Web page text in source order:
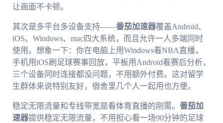
让画面不卡顿。
其次是多平台多设备支持——番茄加速器覆盖Android、
iOS、Windows、mac四大系统，而且允许一人多端同时
使用。想象一下：你在电脑上用Windows看NBA直播，
手机用iOS刷足球赛事回放，平板用Android看赛后分析，
三个设备同时连接都没问题，不用额外付费。这对留学
生群体来说特别友好，宿舍里几个人一起用也方便。
稳定无限流量和专线带宽是看体育直播的刚需。 番茄加
速器提供稳定无限流量，不用担心看一场90分钟的足球